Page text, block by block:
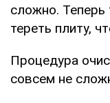
сложно. Теперь
тереть плиту,
Процедура
совсем не